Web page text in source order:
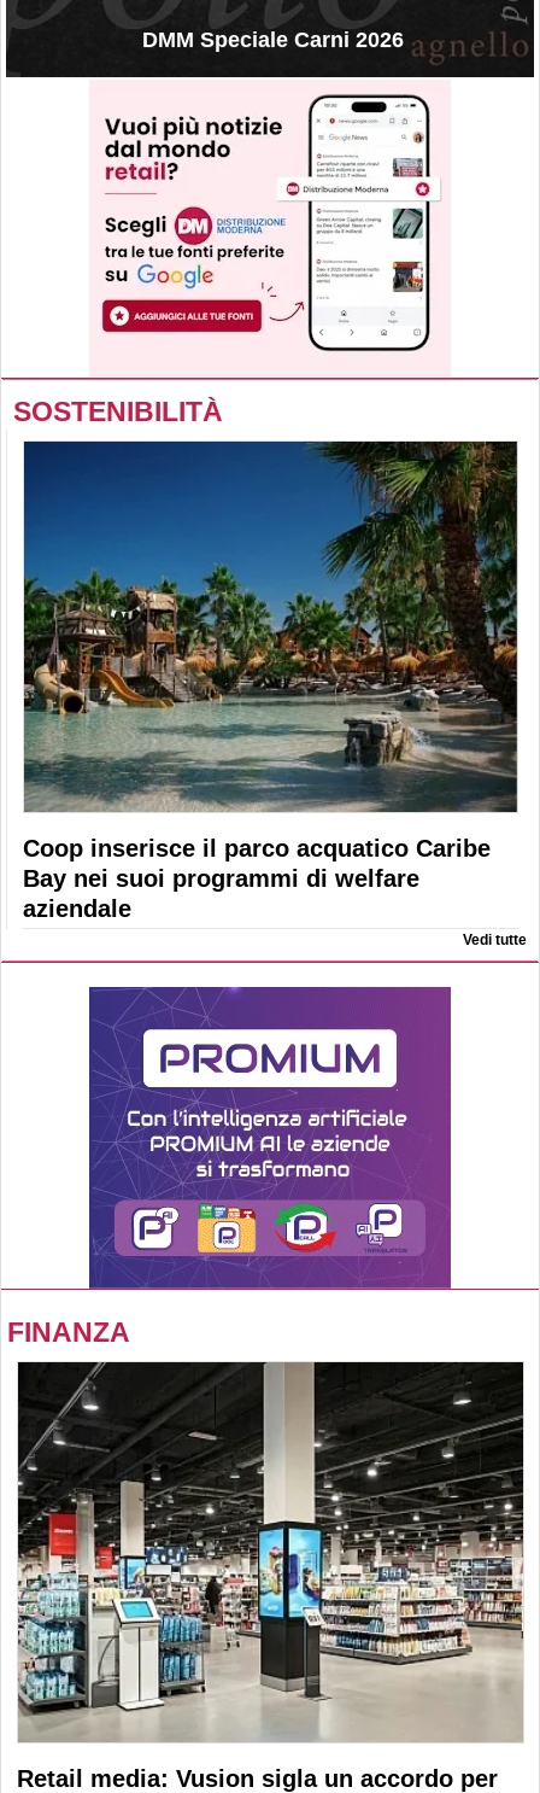
DMM Speciale Carni 2026
SOSTENIBILITÀ
Coop inserisce il parco acquatico Caribe
Bay nei suoi programmi di welfare
aziendale
Vedi tutte
FINANZA
Retail media: Vusion sigla un accordo per